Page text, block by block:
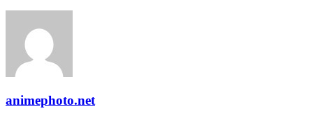
animephoto.net